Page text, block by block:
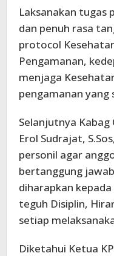
Laksanakan tugas
dan penuh rasa
protocol
Pengamanan,
menjaga
pengamanan yang
Selanjutnya Kabag
Erol Sudrajat,
personil agar
bertanggung
diharapkan
teguh Disiplin,
setiap
Diketahui Ketua